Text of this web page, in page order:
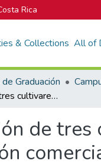
Rica
& Collections All of
Graduación
Evaluación de tres cultivares de zanahoria (Daucus Carota L.) en una plantación comercial en la zona de Cot de Oreamuno, Cartago
de tres